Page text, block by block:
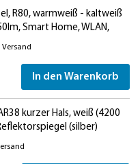
R80, warmweiß - kaltweiß
Smart Home, WLAN,
Versand
In den Warenkorb
kurzer Hals, weiß (4200
(silber)